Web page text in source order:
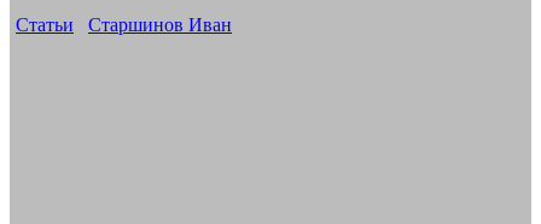
Categories
Статьи Старшинов Иван